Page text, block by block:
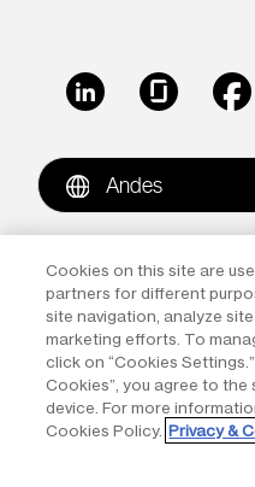
LinkedIn Glassdoor
Andes
Copyright © 2009-2026
reserved.Terms of Use|
Reproduction in whole or
without the express
Corporation is prohibited.
trademarks of The AES
Cookies on this site are
partners for different
site navigation, analyze
marketing efforts. To
click on “Cookies
Cookies”, you agree to
device. For more
Cookies Policy. Privacy &